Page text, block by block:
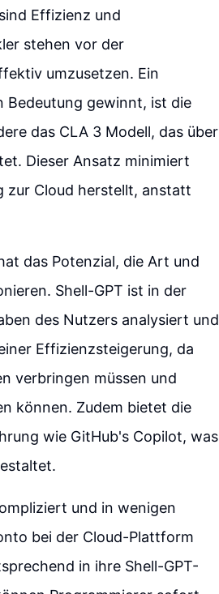
Effizienz und
stehen vor der
umzusetzen. Ein
Bedeutung gewinnt, ist die
das CLA 3 Modell, das über
Dieser Ansatz minimiert
zur Cloud herstellt, anstatt
das Potenzial, die Art und
Shell-GPT ist in der
des Nutzers analysiert und
Effizienzsteigerung, da
verbringen müssen und
können. Zudem bietet die
wie GitHub's Copilot, was
und in wenigen
bei der Cloud-Plattform
in ihre Shell-GPT-